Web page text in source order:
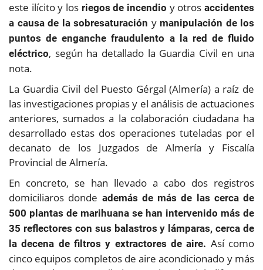
este ilícito y los riegos de incendio y otrosaccidentes
a causa de la sobresaturación ymanipulación de los
puntos de enganche fraudulento a la red de fluido
eléctrico, según ha detallado la Guardia Civil en una
nota.
La Guardia Civil del Puesto Gérgal (Almería) a raíz de
las investigaciones propias y el análisis de actuaciones
anteriores, sumados a la colaboración ciudadana ha
desarrollado estas dos operaciones tuteladas por el
decanato de los Juzgados de Almería y Fiscalía
Provincial de Almería.
En concreto, se han llevado a cabo dos registros
domiciliaros donde además de más de las cerca de
500 plantas de marihuana se han intervenido más de
35 reflectores con sus balastros y lámparas, cerca de
la decena de filtros y extractores de aire. Así como
cinco equipos completos de aire acondicionado y más